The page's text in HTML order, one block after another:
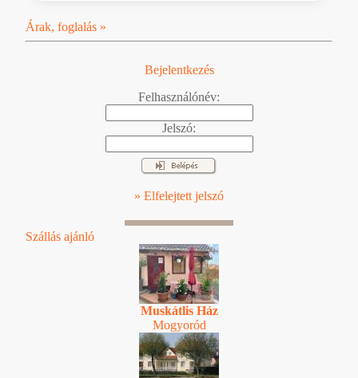
Árak, foglalás »
Bejelentkezés
Felhasználónév:
Jelszó:
» Elfelejtett jelszó
Szállás ajánló
Muskátlis Ház
Mogyoród